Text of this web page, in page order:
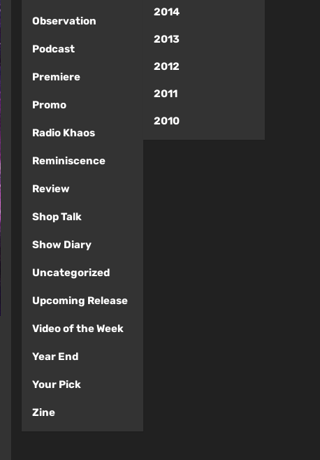
Observation
Podcast
Premiere
Promo
Radio Khaos
Reminiscence
Review
Shop Talk
Show Diary
Uncategorized
Upcoming Release
Video of the Week
Year End
Your Pick
Zine
2014
2013
2012
2011
2010